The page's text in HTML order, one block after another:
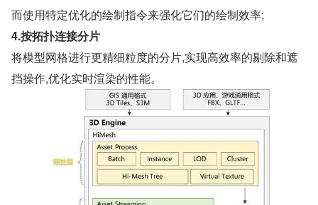
而使用特定优化的绘制指令来强化它们的绘制效率;
4.按拓扑连接分片
将模型网格进行更精细粒度的分片,实现高效率的剔除和遮
挡操作,优化实时渲染的性能。